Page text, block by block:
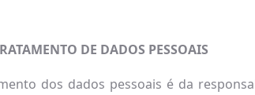
DE DADOS PESSOAIS
dos dados pessoais é da